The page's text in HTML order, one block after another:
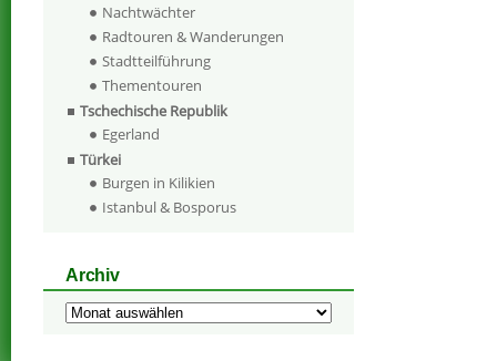
Nachtwächter
Radtouren & Wanderungen
Stadtteilführung
Thementouren
Tschechische Republik
Egerland
Türkei
Burgen in Kilikien
Istanbul & Bosporus
Archiv
Archiv